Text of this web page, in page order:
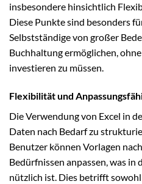
insbesondere hinsichtlich
Diese Punkte sind besonders
Selbstständige von großer
Buchhaltung ermöglichen,
investieren zu müssen.
Flexibilität und
Die Verwendung von Excel in
Daten nach Bedarf zu
Benutzer können Vorlagen
Bedürfnissen anpassen, was
nützlich ist. Dies betrifft